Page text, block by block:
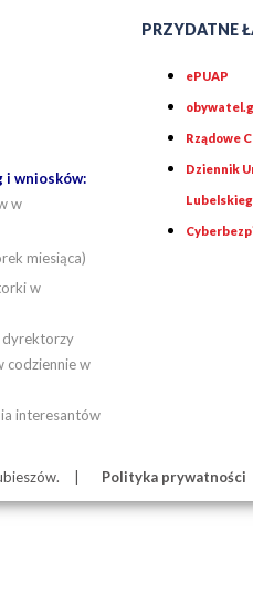
i wniosków:
w
miesiąca)
w
dyrektorzy
codziennie w
interesantów
PRZYDATNE
ePUAP
Rządowe
Dziennik
Polityka prywatności